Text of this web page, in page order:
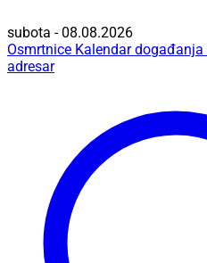
subota - 08.08.2026
Osmrtnice Kalendar događanja
adresar